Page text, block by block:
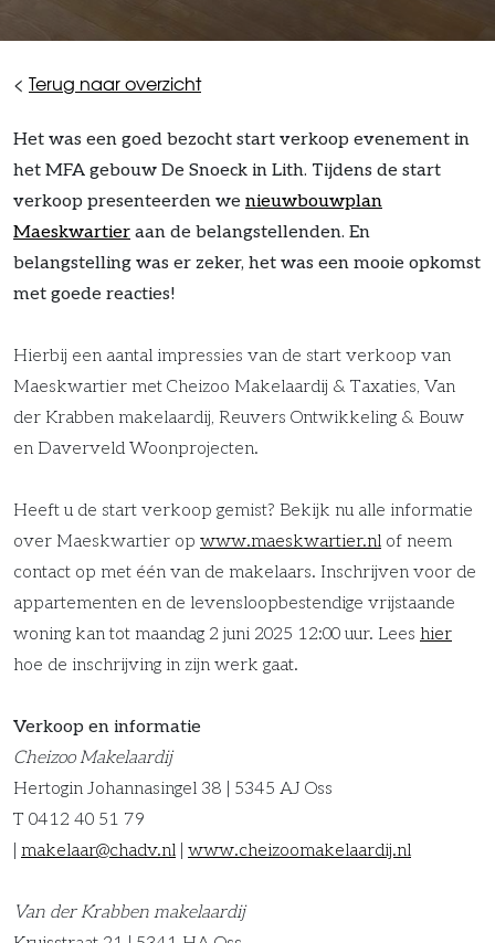
< Terug naar overzicht
Het was een goed bezocht start verkoop evenement in
het MFA gebouw De Snoeck in Lith. Tijdens de start
verkoop presenteerden we nieuwbouwplan
Maeskwartier aan de belangstellenden. En
belangstelling was er zeker, het was een mooie opkomst
met goede reacties!
Hierbij een aantal impressies van de start verkoop van
Maeskwartier met Cheizoo Makelaardij & Taxaties, Van
der Krabben makelaardij, Reuvers Ontwikkeling & Bouw
en Daverveld Woonprojecten.
Heeft u de start verkoop gemist? Bekijk nu alle informatie
over Maeskwartier op www.maeskwartier.nl of neem
contact op met één van de makelaars. Inschrijven voor de
appartementen en de levensloopbestendige vrijstaande
woning kan tot maandag 2 juni 2025 12:00 uur. Lees hier
hoe de inschrijving in zijn werk gaat.
Verkoop en informatie
Cheizoo Makelaardij
Hertogin Johannasingel 38 | 5345 AJ Oss
T 0412 40 51 79
makelaar@chadv.nl www.cheizoomakelaardij.nl
Van der Krabben makelaardij